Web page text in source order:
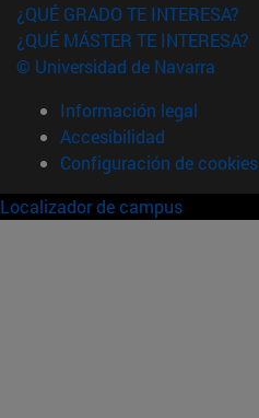
¿QUÉ GRADO TE INTERESA?
¿QUÉ MÁSTER TE INTERESA?
© Universidad de Navarra
Información legal
Accesibilidad
Configuración de cookies
Localizador de campus